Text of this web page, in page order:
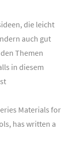
die leicht
auch gut
Themen
in diesem
Materials for
has written a